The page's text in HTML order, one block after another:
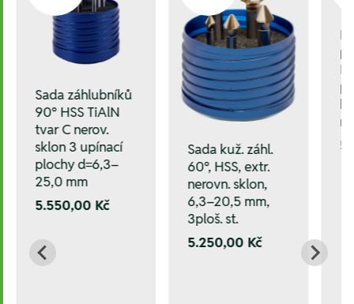
mm
Sada záhlubníků
90° HSS TiAlN
tvar C nerov.
sklon 3 upínací
plochy d=6,3–
25,0 mm
5.550,00 Kč
Sada kuž. záhl.
60°, HSS, extr.
nerovn. sklon,
6,3–20,5 mm,
3ploš. st.
5.250,00 Kč